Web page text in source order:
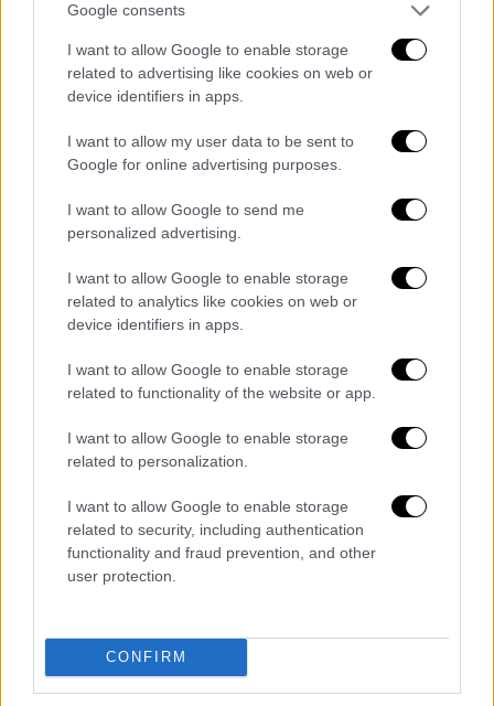
Google consents
I want to allow Google to enable storage
related to advertising like cookies on web or
device identifiers in apps.
I want to allow my user data to be sent to
Google for online advertising purposes.
I want to allow Google to send me
personalized advertising.
I want to allow Google to enable storage
related to analytics like cookies on web or
device identifiers in apps.
I want to allow Google to enable storage
related to functionality of the website or app.
I want to allow Google to enable storage
related to personalization.
I want to allow Google to enable storage
related to security, including authentication
functionality and fraud prevention, and other
user protection.
CONFIRM
Οικονομία|03.12.2024 20:45
Crypto: Στροφή επενδυτών στο Ether
μετά την αδυναμία του Bitcoin να
περάσει τα $100.000
H τιμή του Bitcoin διαμορφωνόταν στα
95.734 δολάρια σήμερα το πρωί στη
Σιγκαπούρη, ενώ είχε φθάσει στο υψηλό
Νοεμβρίου